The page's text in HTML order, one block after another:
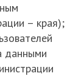
– края);
данными